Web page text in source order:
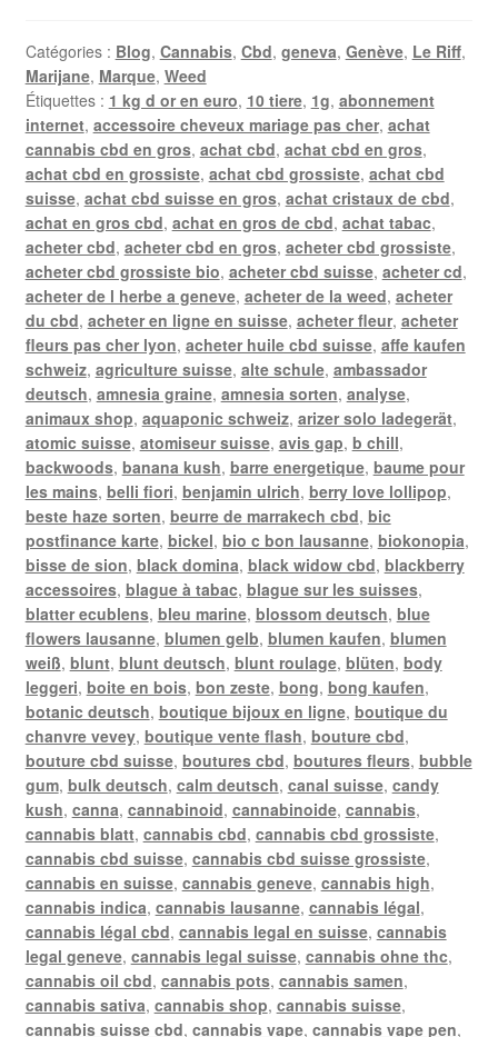
Catégories : Blog, Cannabis, Cbd, geneva, Genève, Le Riff,
Marijane, Marque, Weed
Étiquettes : 1 kg d or en euro, 10 tiere, 1g, abonnement
internet, accessoire cheveux mariage pas cher, achat
cannabis cbd en gros, achat cbd, achat cbd en gros,
achat cbd en grossiste, achat cbd grossiste, achat cbd
suisse, achat cbd suisse en gros, achat cristaux de cbd,
achat en gros cbd, achat en gros de cbd, achat tabac,
acheter cbd, acheter cbd en gros, acheter cbd grossiste,
acheter cbd grossiste bio, acheter cbd suisse, acheter cd,
acheter de l herbe a geneve, acheter de la weed, acheter
du cbd, acheter en ligne en suisse, acheter fleur, acheter
fleurs pas cher lyon, acheter huile cbd suisse, affe kaufen
schweiz, agriculture suisse, alte schule, ambassador
deutsch, amnesia graine, amnesia sorten, analyse,
animaux shop, aquaponic schweiz, arizer solo ladegerät,
atomic suisse, atomiseur suisse, avis gap, b chill,
backwoods, banana kush, barre energetique, baume pour
les mains, belli fiori, benjamin ulrich, berry love lollipop,
beste haze sorten, beurre de marrakech cbd, bic
postfinance karte, bickel, bio c bon lausanne, biokonopia,
bisse de sion, black domina, black widow cbd, blackberry
accessoires, blague à tabac, blague sur les suisses,
blatter ecublens, bleu marine, blossom deutsch, blue
flowers lausanne, blumen gelb, blumen kaufen, blumen
weiß, blunt, blunt deutsch, blunt roulage, blüten, body
leggeri, boite en bois, bon zeste, bong, bong kaufen,
botanic deutsch, boutique bijoux en ligne, boutique du
chanvre vevey, boutique vente flash, bouture cbd,
bouture cbd suisse, boutures cbd, boutures fleurs, bubble
gum, bulk deutsch, calm deutsch, canal suisse, candy
kush, canna, cannabinoid, cannabinoide, cannabis,
cannabis blatt, cannabis cbd, cannabis cbd grossiste,
cannabis cbd suisse, cannabis cbd suisse grossiste,
cannabis en suisse, cannabis geneve, cannabis high,
cannabis indica, cannabis lausanne, cannabis légal,
cannabis légal cbd, cannabis legal en suisse, cannabis
legal geneve, cannabis legal suisse, cannabis ohne thc,
cannabis oil cbd, cannabis pots, cannabis samen,
cannabis sativa, cannabis shop, cannabis suisse,
cannabis suisse cbd, cannabis vape, cannabis vape pen,